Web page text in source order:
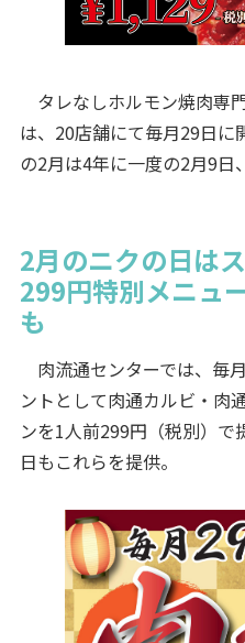
タレなしホルモン焼肉専
は、20店舗にて毎月29日に
の2月は4年に一度の2月9日
2月のニクの日は
299円特別メニュ
も
肉流通センターでは、毎
ントとして肉通カルビ・肉
ンを1人前299円（税別）で
日もこれらを提供。